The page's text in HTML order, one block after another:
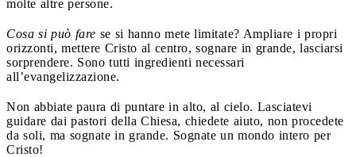
molte altre persone.
Cosa si può fare se si hanno mete limitate? Ampliare i propri
orizzonti, mettere Cristo al centro, sognare in grande, lasciarsi
sorprendere. Sono tutti ingredienti necessari
all’evangelizzazione.
Non abbiate paura di puntare in alto, al cielo. Lasciatevi
guidare dai pastori della Chiesa, chiedete aiuto, non procedete
da soli, ma sognate in grande. Sognate un mondo intero per
Cristo!